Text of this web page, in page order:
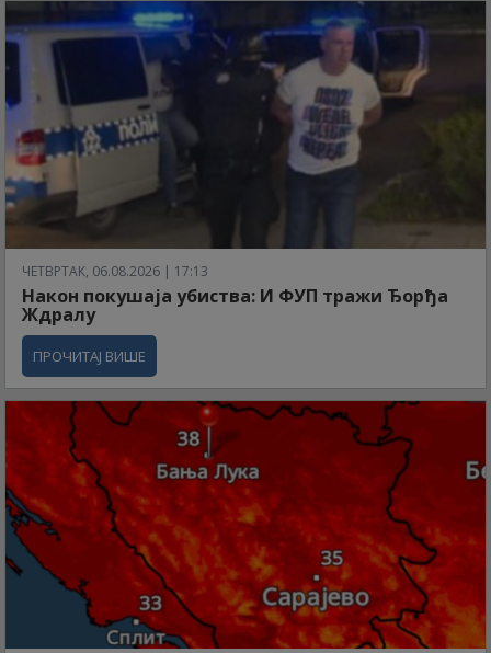
ЧЕТВРТАК, 06.08.2026 | 17:13
Након покушаја убиства: И ФУП тражи Ђорђа
Ждралу
ПРОЧИТАЈ ВИШЕ